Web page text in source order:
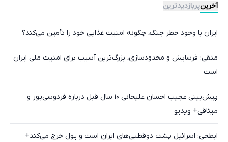
آخرینپربازدیدترین
ایران با وجود خطر جنگ، چگونه امنیت غذایی خود را تأمین می‌کند؟
متقی: فرسایش و محدودسازی، بزرگ‌ترین آسیب برای امنیت ملی ایران
است
پیش‌بینی عجیب احسان علیخانی ۱۰ سال قبل درباره فردوسی‌پور و
میثاقی+ ویدیو
ابطحی: اسرائیل پشت دوقطبی‌های ایران است و پول خرج می‌کند+